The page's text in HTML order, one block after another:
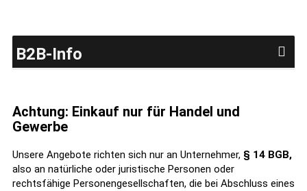
B2B-Info
Achtung: Einkauf nur für Handel und
Gewerbe
Unsere Angebote richten sich nur an Unternehmer, § 14 BGB,
also an natürliche oder juristische Personen oder
rechtsfähige Personengesellschaften, die bei Abschluss eines